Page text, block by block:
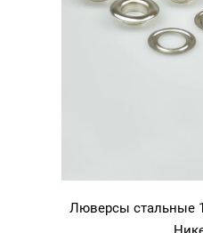
Люверсы стальные